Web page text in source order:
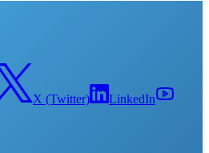
X (Twitter)
LinkedIn